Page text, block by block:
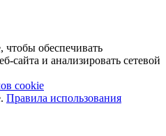
обеспечивать
сайта и анализировать сетевой
cookie
Правила использования